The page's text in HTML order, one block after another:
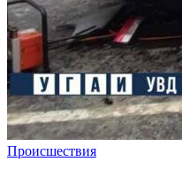
Происшествия